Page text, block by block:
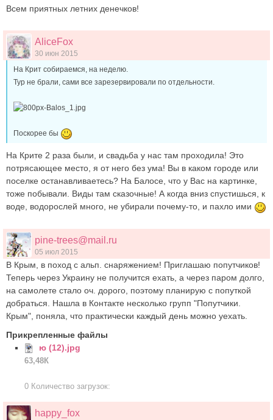
Всем приятных летних денечков!
AliceFox
30 июн 2015
На Крит собираемся, на неделю.
Тур не брали, сами все зарезервировали по отдельности.
Поскорее бы
На Крите 2 раза были, и свадьба у нас там проходила! Это
потрясающее место, я от него без ума! Вы в каком городе или
поселке останавливаетесь? На Балосе, что у Вас на картинке,
тоже побывали. Виды там сказочные! А когда вниз спустишься, к
воде, водорослей много, не убирали почему-то, и пахло ими
pine-trees@mail.ru
05 июл 2015
В Крым, в поход с альп. снаряжением! Приглашаю попутчиков!
Теперь через Украину не получится ехать, а через паром долго,
на самолете стало оч. дорого, поэтому планирую с попуткой
добраться. Нашла в Контакте несколько групп "Попутчики.
Крым", поняла, что практически каждый день можно уехать.
Прикрепленные файлы
ю (12).jpg
63,48К
0 Количество загрузок:
happy_fox